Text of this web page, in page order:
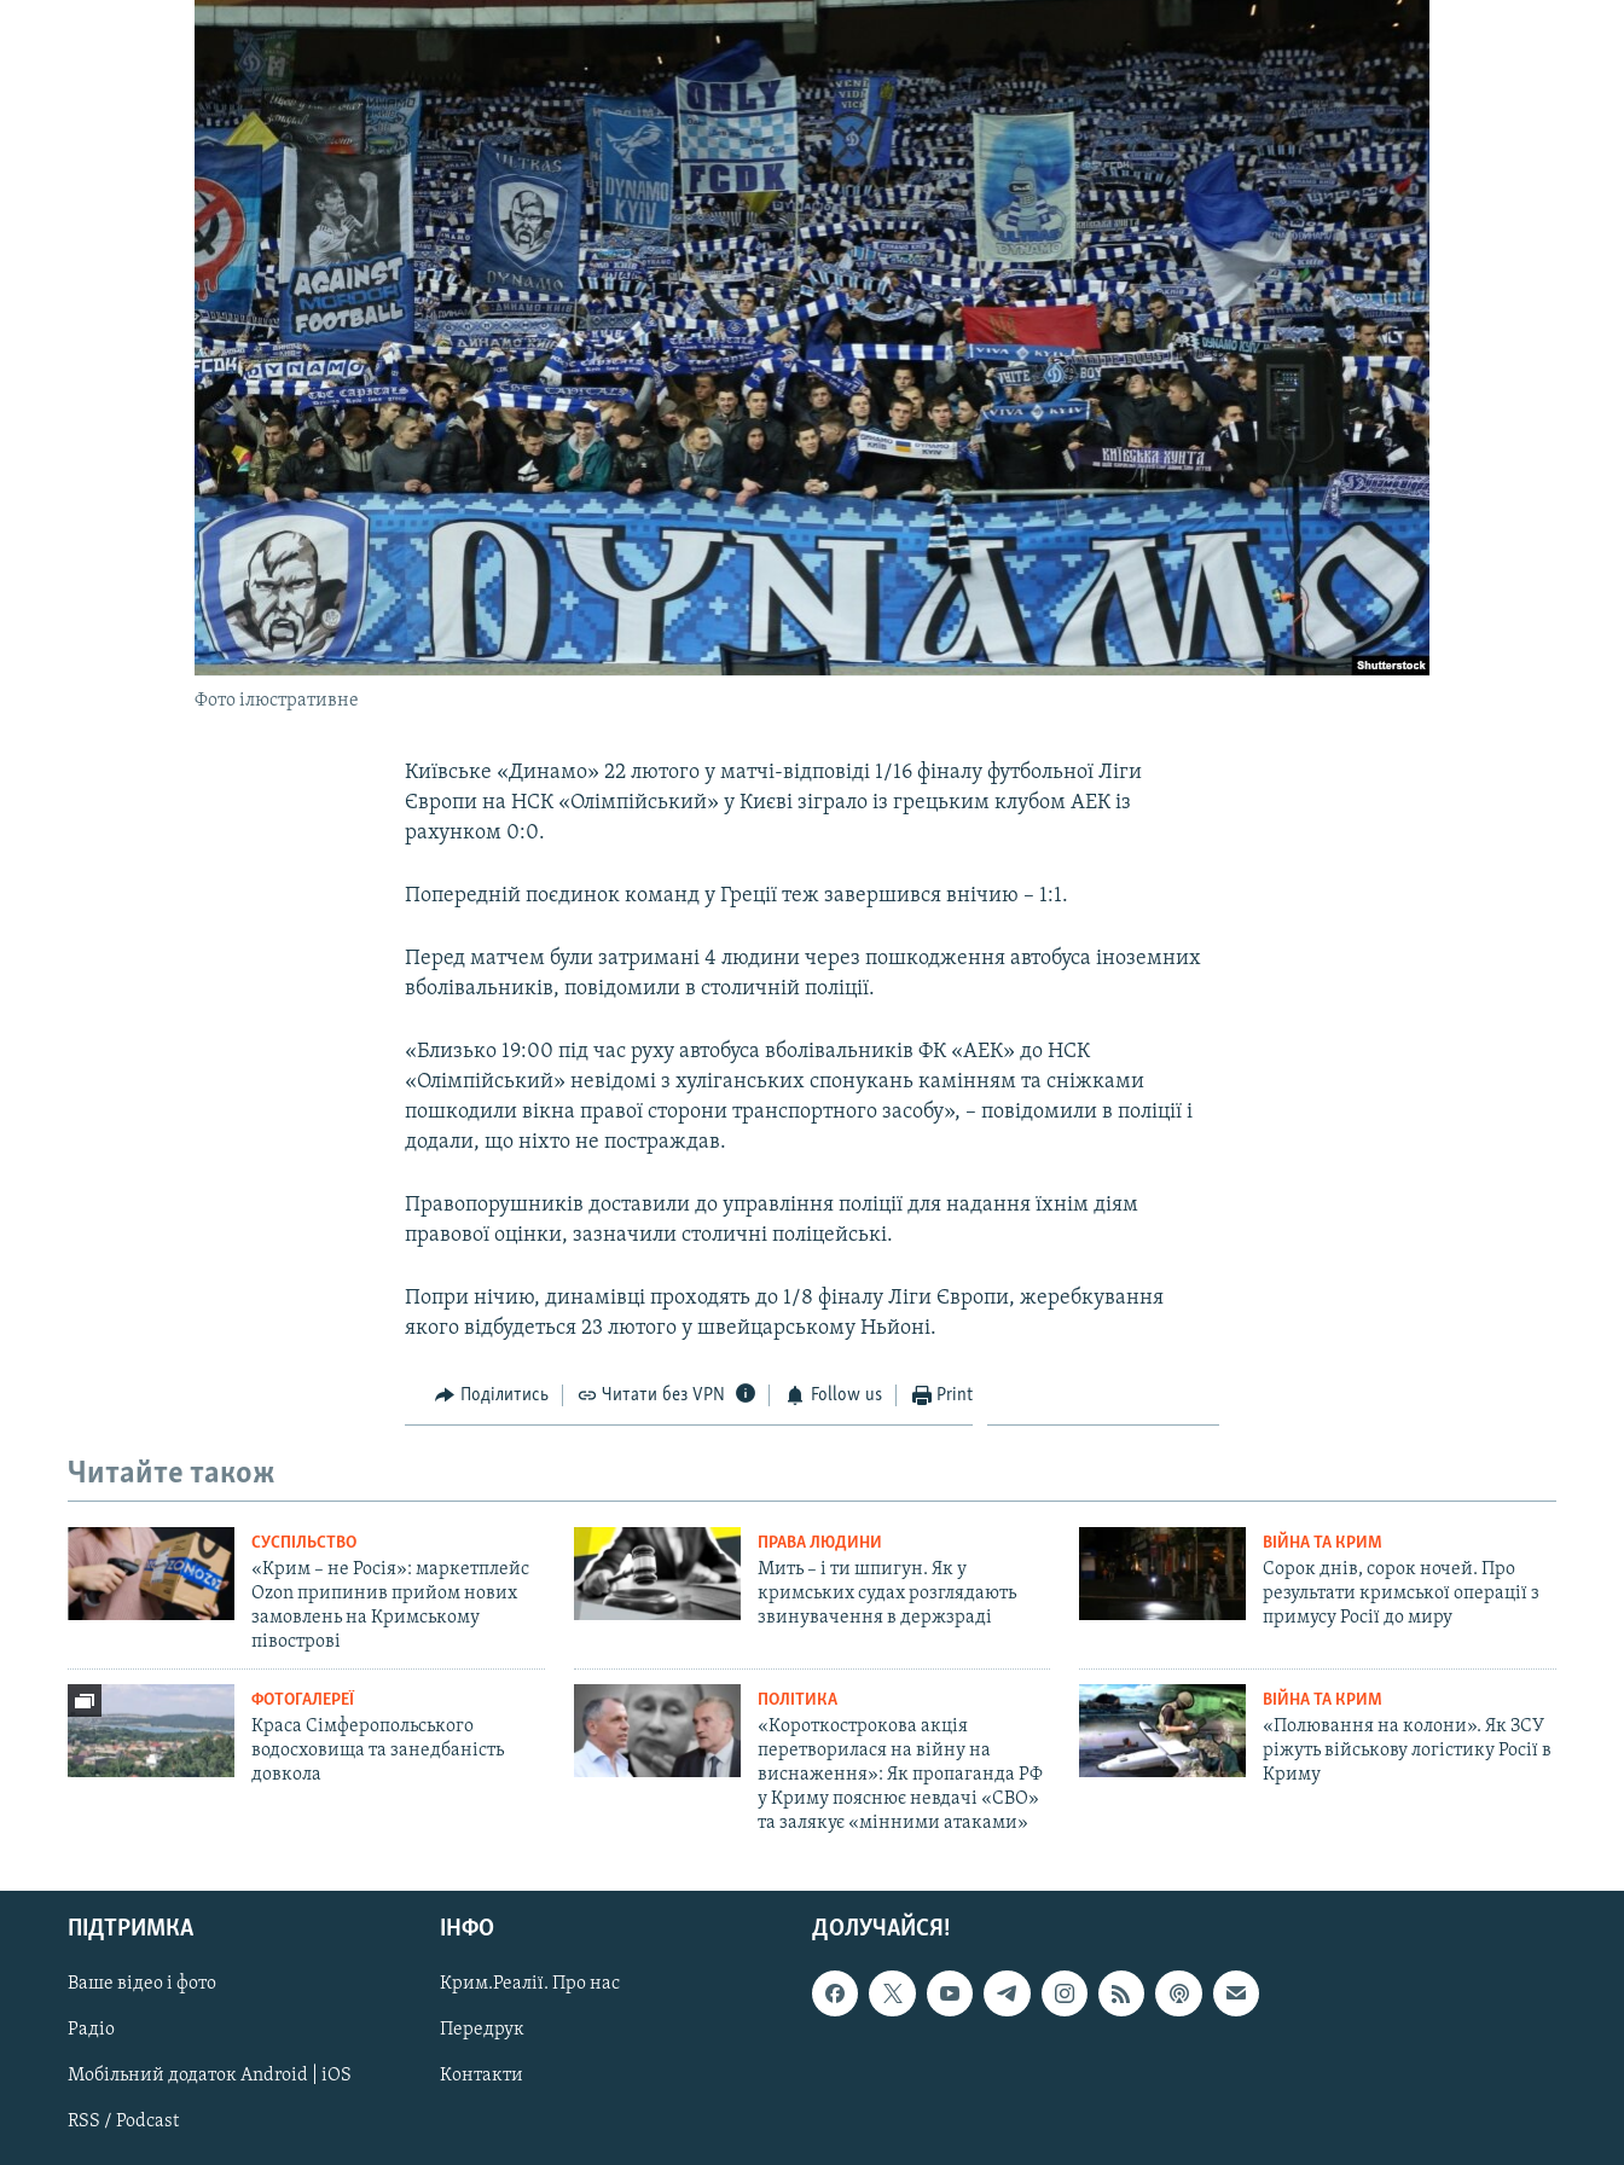
УКРАЇНСЬКА ПРОБЛЕМА КРИМУ
Русский
Qırımtatar
ДОЛУЧАЙСЯ!
Фото ілюстративне
Київське «Динамо» 22 лютого у матчі-відповіді 1/16 фіналу футбольної Ліги
Європи на НСК «Олімпійський» у Києві зіграло із грецьким клубом АЕК із
рахунком 0:0.
Попередній поєдинок команд у Греції теж завершився внічию – 1:1.
Перед матчем були затримані 4 людини через пошкодження автобуса іноземних
вболівальників, повідомили в столичній поліції.
«Близько 19:00 під час руху автобуса вболівальників ФК «АЕК» до НСК
«Олімпійський» невідомі з хуліганських спонукань камінням та сніжками
пошкодили вікна правої сторони транспортного засобу», – повідомили в поліції і
додали, що ніхто не постраждав.
Правопорушників доставили до управління поліції для надання їхнім діям
правової оцінки, зазначили столичні поліцейські.
Попри нічию, динамівці проходять до 1/8 фіналу Ліги Європи, жеребкування
якого відбудеться 23 лютого у швейцарському Ньйоні.
Поділитись Читати без VPN Follow us Print
Читайте також
СУСПІЛЬСТВО
«Крим – не Росія»: маркетплейс
Ozon припинив прийом нових
замовлень на Кримському
півострові
ПРАВА ЛЮДИНИ
Мить – і ти шпигун. Як у
кримських судах розглядають
звинувачення в держзраді
ВІЙНА ТА КРИМ
Сорок днів, сорок ночей. Про
результати кримської операції з
примусу Росії до миру
ФОТОГАЛЕРЕЇ
Краса Сімферопольського
водосховища та занедбаність
довкола
ПОЛІТИКА
«Короткострокова акція
перетворилася на війну на
виснаження»: Як пропаганда РФ
у Криму пояснює невдачі «СВО»
та залякує «мінними атаками»
ВІЙНА ТА КРИМ
«Полювання на колони». Як ЗСУ
ріжуть військову логістику Росії в
Криму
ДОЛУЧАЙСЯ!
ПІДТРИМКА
Ваше відео і фото
Радіо
Мобільний додаток Android | iOS
RSS / Podcast
ІНФО
Крим.Реалії. Про нас
Передрук
Контакти